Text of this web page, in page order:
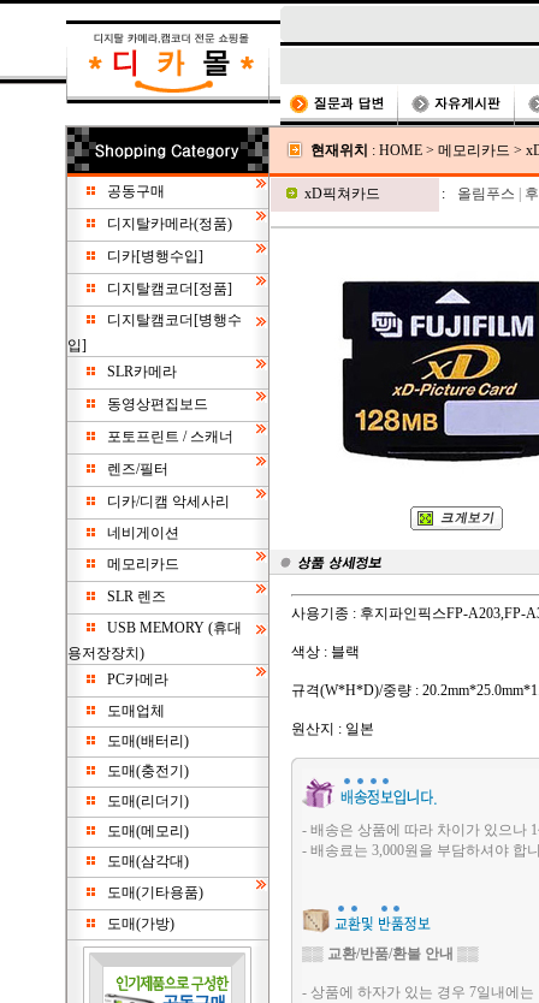
공동구매
디지탈카메라(정품)
디카[병행수입]
디지탈캠코더[정품]
디지탈캠코더[병행수
입]
SLR카메라
동영상편집보드
포토프린트 / 스캐너
렌즈/필터
디카/디캠 악세사리
네비게이션
메모리카드
SLR 렌즈
USB MEMORY (휴대
용저장장치)
PC카메라
도매업체
도매(배터리)
도매(충전기)
도매(리더기)
도매(메모리)
도매(삼각대)
도매(기타용품)
도매(가방)
현재위치 : HOME > 메모리카드 >
xD픽쳐카드 : 올림푸스
사용기종 : 후지파인픽스FP-A203,FP-
색상 : 블랙
규격(W*H*D)/중량 :
원산지 : 일본
- 배송은 상품에 따라 차이가 있으나
- 배송료는 3,000원을 부담하셔야 합
▒▒ 교환/반품/환불 안내 ▒▒
- 상품에 하자가 있는 경우 7일내에